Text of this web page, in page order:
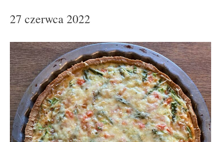
27 czerwca 2022